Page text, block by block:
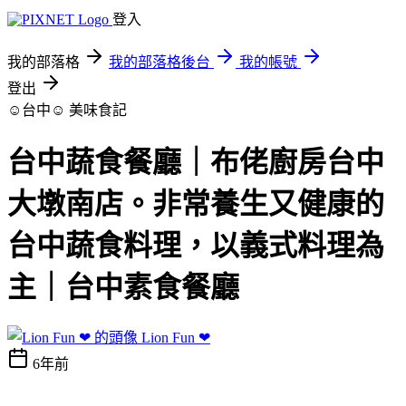
登入
我的部落格 我的部落格後台
我的帳號
登出
☺台中☺ 美味食記
台中蔬食餐廳｜布佬廚房台中
大墩南店。非常養生又健康的
台中蔬食料理，以義式料理為
主｜台中素食餐廳
Lion Fun ❤
6年前